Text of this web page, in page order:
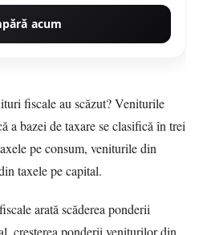
acum
fiscale au scăzut? Veniturile
a bazei de taxare se clasifică în trei
pe consum, veniturile din
taxele pe capital.
arată scăderea ponderii
creşterea ponderii veniturilor din